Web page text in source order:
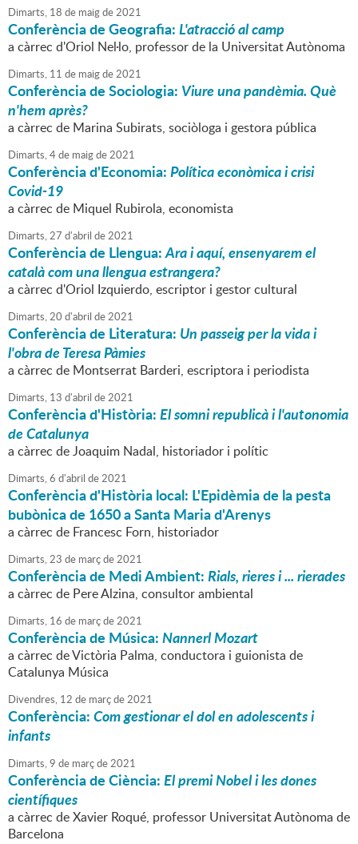
Dimarts, 18 de maigde2021
Conferència de Geografia:L'atracció al camp
a càrrec d'Oriol Nel·lo, professor de la Universitat Autònoma
Dimarts, 11 de maigde2021
Conferència de Sociologia: Viure una pandèmia. Què
n'hem après?
a càrrec de Marina Subirats, sociòloga i gestora pública
Dimarts,4de maigde2021
Conferència d'Economia:Política econòmica i crisi
Covid-19
a càrrec de Miquel Rubirola, economista
Dimarts,27 d'abril de2021
Conferència de Llengua:Ara i aquí, ensenyarem el
català com una llengua estrangera?
a càrrec d'Oriol Izquierdo, escriptor i gestor cultural
Dimarts,20 d'abril de2021
Conferència de Literatura: Un passeig per la vida i
l'obra de Teresa Pàmies
a càrrec de Montserrat Barderi, escriptora i periodista
Dimarts, 13 d'abril de2021
Conferència d'Història:El somni republicà i l'autonomia
de Catalunya
a càrrec de Joaquim Nadal, historiador i polític
Dimarts,6 d'abril de2021
Conferència d'Història local: L'Epidèmia de la pesta
bubònica de 1650 a Santa Maria d'Arenys
a càrrec de Francesc Forn, historiador
Dimarts,23 de marçde2021
Conferència de Medi Ambient:Rials, rieres i ... rierades
a càrrec de Pere Alzina, consultor ambiental
Dimarts, 16 de marçde2021
Conferència de Música:Nannerl Mozart
a càrrec de Victòria Palma, conductora i guionista de
Catalunya Música
Divendres, 12 de marçde2021
Conferència:Com gestionar el dol en adolescents i
infants
Dimarts,9 de marçde2021
Conferència de Ciència:El premi Nobel i les dones
científiques
a càrrec de Xavier Roqué, professor Universitat Autònoma de
Barcelona